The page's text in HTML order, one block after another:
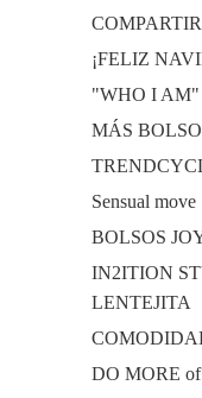
¡FELIZ
"WHO I AM"
MÁS
Sensual move
BOLSOS
IN2ITION
LENTEJITA
DO MORE